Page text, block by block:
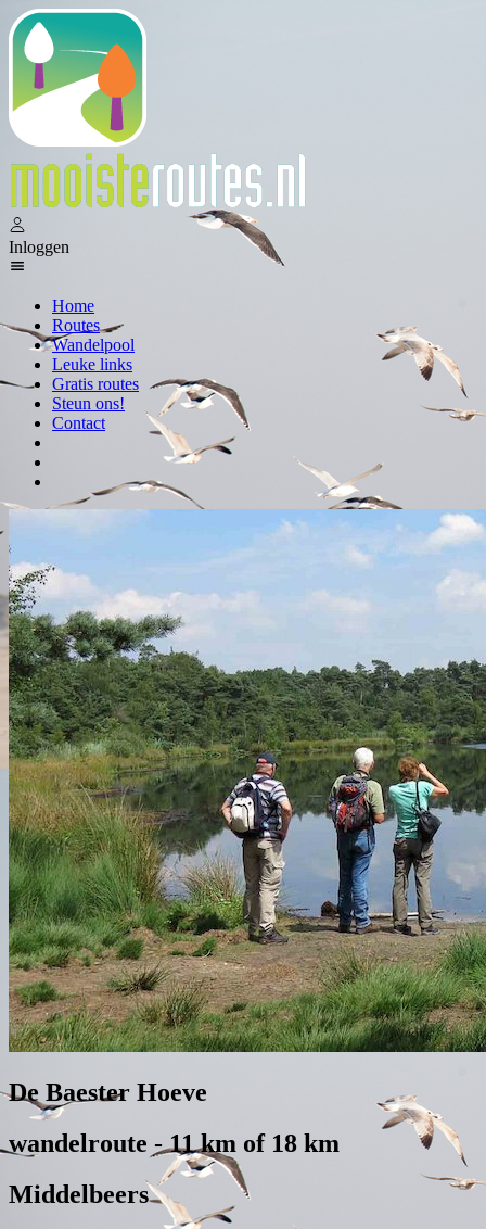
Inloggen
Home
Routes
Wandelpool
Leuke links
Gratis routes
Steun ons!
Contact
De Baester Hoeve
wandelroute - 11 km of 18 km
Middelbeers